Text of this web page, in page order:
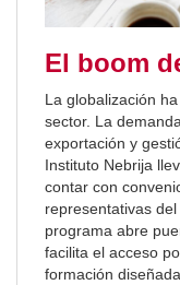
El boom
La globalización
sector. La
exportación y
Instituto Nebrija
contar con
representativas
programa abre
facilita el acceso
formación